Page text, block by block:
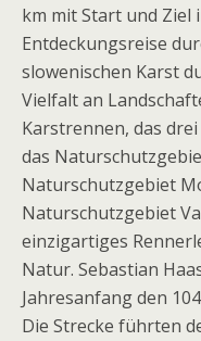
km mit Start und Ziel
Entdeckungsreise
slowenischen Karst
Vielfalt an
Karstrennen, das
das
Naturschutzgebiet
Naturschutzgebiet
einzigartiges
Natur. Sebastian
Jahresanfang den
Die Strecke führten